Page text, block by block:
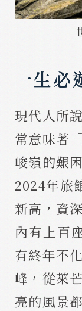
一生必
現代人所
常意味著
峻嶺的艱
2024年旅
新高，資
內有上百
有終年不
峰，從萊
亮的風景